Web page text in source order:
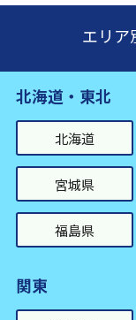
エリア
北海道・東北
北海道
宮城県
福島県
関東